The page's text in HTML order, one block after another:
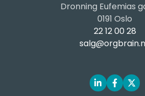
Dronning Eufemias
0191 Oslo
22 12 00 28